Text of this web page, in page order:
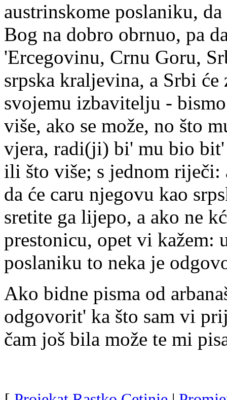
austrinskome poslaniku,
Bog na dobro obrnuo, pa
'Ercegovinu, Crnu Goru,
srpska kraljevina, a Srbi
svojemu izbavitelju -
više, ako se može, no što
vjera, radi(ji) bi' mu bio
ili što više; s jednom riječi:
da će caru njegovu kao
sretite ga lijepo, a ako ne
prestonicu, opet vi kažem:
poslaniku to neka je
Ako bidne pisma od
odgovorit' ka što sam vi
čam još bila može te mi